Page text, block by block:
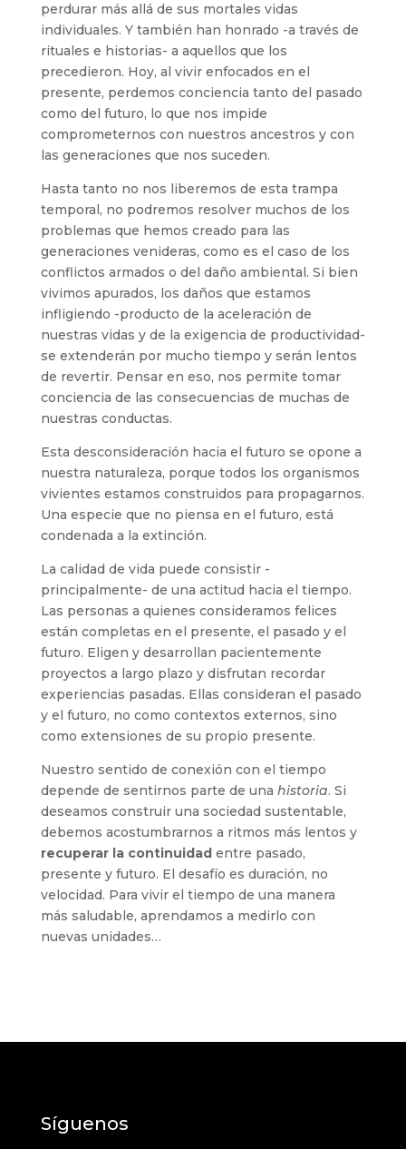
perdurar más allá de sus mortales vidas
individuales. Y también han honrado -a través de
rituales e historias- a aquellos que los
precedieron. Hoy, al vivir enfocados en el
presente, perdemos conciencia tanto del pasado
como del futuro, lo que nos impide
comprometernos con nuestros ancestros y con
las generaciones que nos suceden.
Hasta tanto no nos liberemos de esta trampa
temporal, no podremos resolver muchos de los
problemas que hemos creado para las
generaciones venideras, como es el caso de los
conflictos armados o del daño ambiental. Si bien
vivimos apurados, los daños que estamos
infligiendo -producto de la aceleración de
nuestras vidas y de la exigencia de productividad-
se extenderán por mucho tiempo y serán lentos
de revertir. Pensar en eso, nos permite tomar
conciencia de las consecuencias de muchas de
nuestras conductas.
Esta desconsideración hacia el futuro se opone a
nuestra naturaleza, porque todos los organismos
vivientes estamos construidos para propagarnos.
Una especie que no piensa en el futuro, está
condenada a la extinción.
La calidad de vida puede consistir -
principalmente- de una actitud hacia el tiempo.
Las personas a quienes consideramos felices
están completas en el presente, el pasado y el
futuro. Eligen y desarrollan pacientemente
proyectos a largo plazo y disfrutan recordar
experiencias pasadas. Ellas consideran el pasado
y el futuro, no como contextos externos, sino
como extensiones de su propio presente.
Nuestro sentido de conexión con el tiempo
depende de sentirnos parte de una historia. Si
deseamos construir una sociedad sustentable,
debemos acostumbrarnos a ritmos más lentos y
recuperar la continuidad entre pasado,
presente y futuro. El desafío es duración, no
velocidad. Para vivir el tiempo de una manera
más saludable, aprendamos a medirlo con
nuevas unidades…
Síguenos